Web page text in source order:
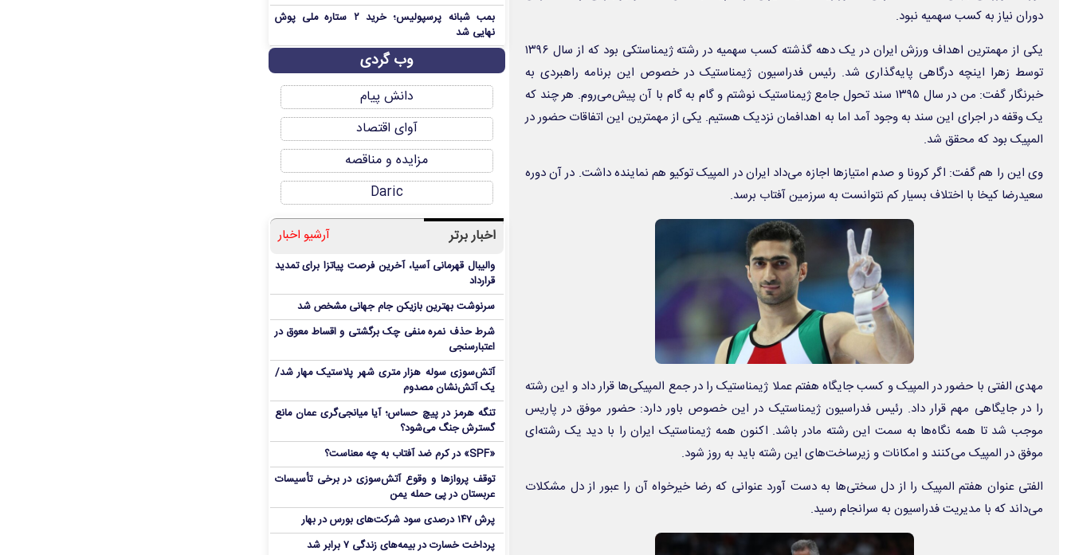
دوران نیاز به کسب سهمیه نبود.
یکی از مهمترین اهداف ورزش ایران در یک دهه گذشته کسب سهمیه در رشته ژیمناستکی بود که از سال ۱۳۹۶
توسط زهرا اینچه درگاهی پایه‌گذاری شد. رئیس فدراسیون ژیمناستیک در خصوص این برنامه راهبردی به
خبرنگار گفت: من در سال ۱۳۹۵ سند تحول جامع ژیمناستیک نوشتم و گام به گام با آن پیش‌می‌روم. هر چند که
یک وقفه در اجرای این سند به وجود آمد اما به اهدافمان نزدیک هستیم. یکی از مهمترین این اتفاقات حضور در
المپیک بود که محقق شد.
وی این را هم گفت: اگر کرونا و صدم امتیازها اجازه می‌داد ایران در المپیک توکیو هم نماینده داشت. در آن دوره
سعیدرضا کیخا با اختلاف بسیار کم نتوانست به سرزمین آفتاب برسد.
مهدی الفتی با حضور در المپیک و کسب جایگاه هفتم عملا ژیمناستیک را در جمع المپیکی‌ها قرار داد و این رشته
را در جایگاهی مهم قرار داد. رئیس فدراسیون ژیمناستیک در این خصوص باور دارد: حضور موفق در پاریس
موجب شد تا همه نگاه‌ها به سمت این رشته مادر باشد. اکنون همه ژیمناستیک ایران را با دید یک رشته‌ای
موفق در المپیک می‌کنند و امکانات و زیرساخت‌های این رشته باید به روز شود.
الفتی عنوان هفتم المپیک را از دل سختی‌ها به دست آورد عنوانی که رضا خیرخواه آن را عبور از دل مشکلات
می‌داند که با مدیریت فدراسیون به سرانجام رسید.
بمب شبانه پرسپولیس؛ خرید ۲ ستاره ملی پوش
نهایی شد
وب گردی
دانش پیام
آوای اقتصاد
مزایده و مناقصه
Daric
اخبار برتر آرشیو اخبار
والیبال قهرمانی آسیا، آخرین فرصت پیاتزا برای تمدید
قرارداد
سرنوشت بهترین بازیکن جام جهانی مشخص شد
شرط حذف نمره منفی چک برگشتی و اقساط معوق در
اعتبارسنجی
آتش‌سوزی سوله هزار متری شهر پلاستیک مهار شد/
یک آتش‌نشان مصدوم
تنگه هرمز در پیچ حساس؛ آیا میانجی‌گری عمان مانع
گسترش جنگ می‌شود؟
«SPF» در کرم ضد آفتاب به چه معناست؟
توقف پروازها و وقوع آتش‌سوزی در برخی تأسیسات
عربستان در پی حمله یمن
پرش ۱۴۷ درصدی سود شرکت‌های بورس در بهار
پرداخت خسارت در بیمه‌های زندگی ۷ برابر شد